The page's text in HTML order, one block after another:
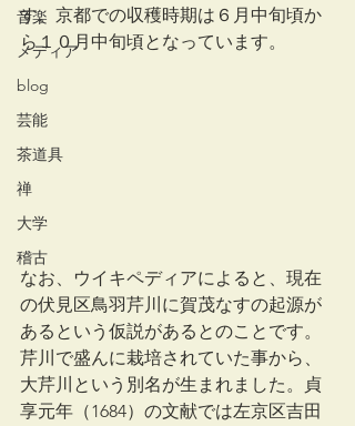
音楽
メディア
blog
芸能
茶道具
禅
大学
稽古
す。京都での収穫時期は６月中旬頃か
ら１０月中旬頃となっています。
なお、ウイキペディアによると、現在
の伏見区鳥羽芹川に賀茂なすの起源が
あるという仮説があるとのことです。
芹川で盛んに栽培されていた事から、
大芹川という別名が生まれました。貞
享元年（1684）の文献では左京区吉田